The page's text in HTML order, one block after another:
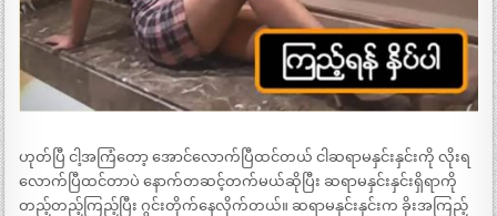
ဟုတ်ပြီ ငါ့အကြံတော့ အောင်လောက်ပြီထင်တယ် ငါဆရာမနှင်းနှင်းကို လိုးရ
လောက်ပြီထင်တာပဲ နောက်တဆင့်တက်မယ်ဆိုပြီး ဆရာမနှင်းနှင်းရှိရာကို
တည့်တည့်ကြည့်ပြီး ဂွင်းတိုက်နေလိုက်တယ်။ ဆရာမနှင်းနှင်းက ခိုးအကြည့်